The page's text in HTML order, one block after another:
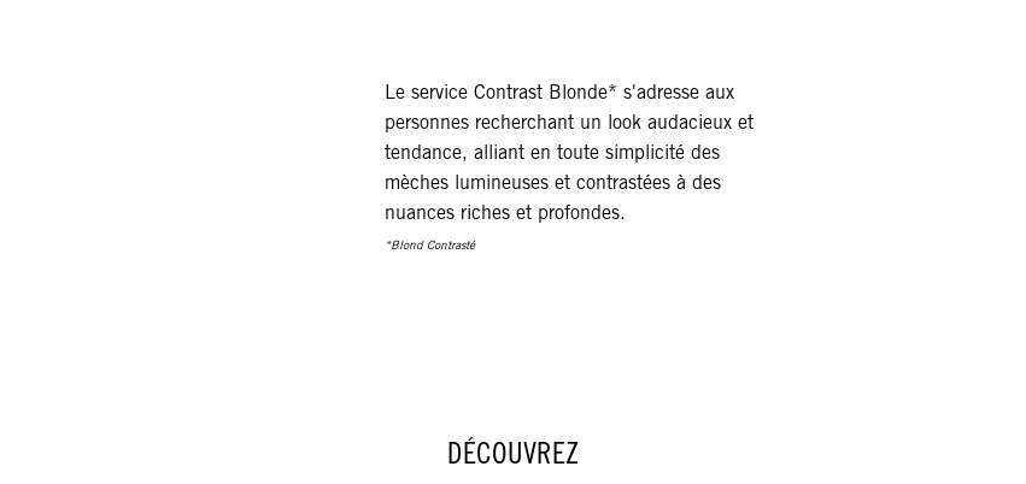
Le service Contrast Blonde* s'adresse aux
personnes recherchant un look audacieux et
tendance, alliant en toute simplicité des
mèches lumineuses et contrastées à des
nuances riches et profondes.
*Blond Contrasté
DÉCOUVREZ